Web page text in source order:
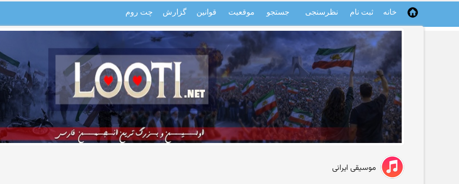
خانه ثبت نام نظرسنجی جستجو موقعیت قوانین گزارش چت روم
موسیقی ایرانی